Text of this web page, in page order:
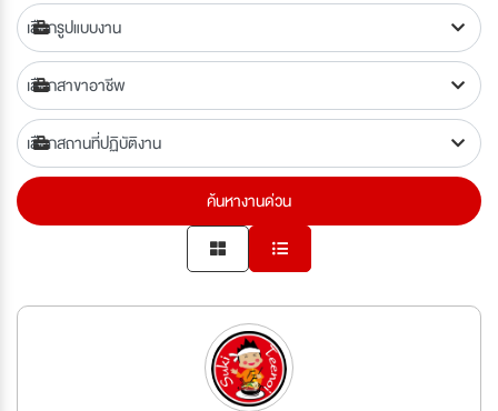
ค้นหางานด่วน